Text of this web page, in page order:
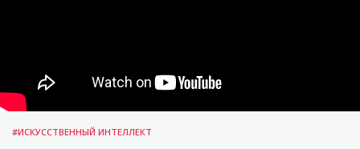
#ИСКУССТВЕННЫЙ ИНТЕЛЛЕКТ